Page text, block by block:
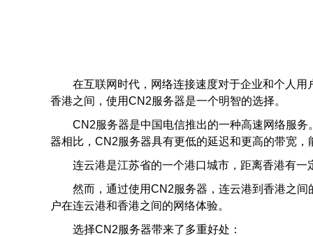
在互联网时代，网络连接速度对于企业和个人
香港之间，使用CN2服务器是一个明智的选择。
CN2服务器是中国电信推出的一种高速网络服
器相比，CN2服务器具有更低的延迟和更高的带宽
连云港是江苏省的一个港口城市，距离香港有
然而，通过使用CN2服务器，连云港到香港之
户在连云港和香港之间的网络体验。
选择CN2服务器带来了多重好处：